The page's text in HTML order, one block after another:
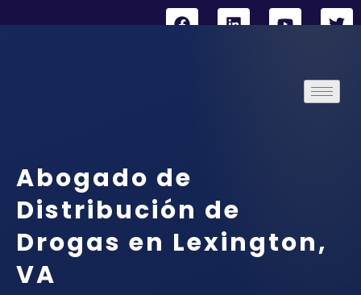
Abogado de
Distribución de
Drogas en Lexington,
VA